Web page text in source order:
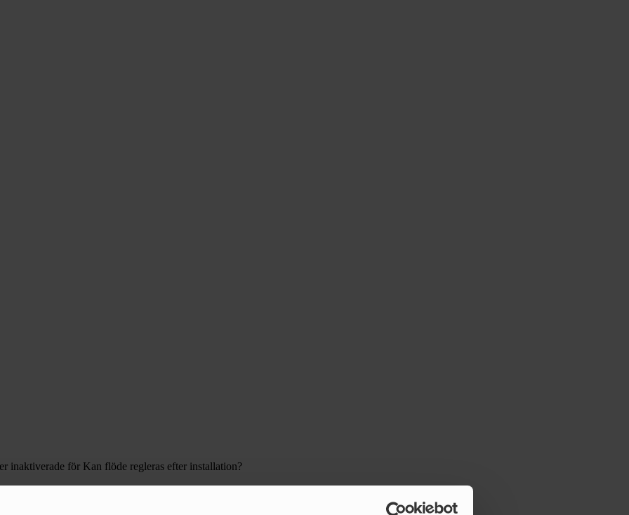
inaktiverade för Kan flöde regleras efter installation?